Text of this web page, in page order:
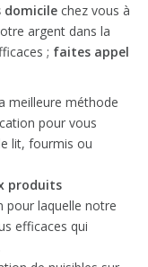
domicile chez vous à
argent dans la
; faites appel
meilleure méthode
pour vous
lit, fourmis ou
produits
pour laquelle notre
efficaces qui